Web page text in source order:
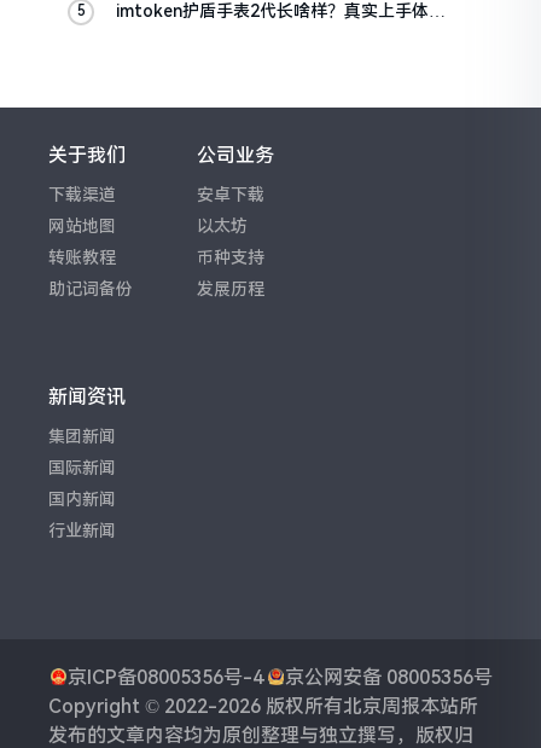
imtoken护盾手表2代长啥样？真实上手体验
关于我们
下载渠道
网站地图
转账教程
助记词备份
公司业务
安卓下载
以太坊
币种支持
发展历程
新闻资讯
集团新闻
国际新闻
国内新闻
行业新闻
京ICP备08005356号-4
京公网安备 08005356号
Copyright © 2022-2026 版权所有北京周报本站所
发布的文章内容均为原创整理与独立撰写，版权归